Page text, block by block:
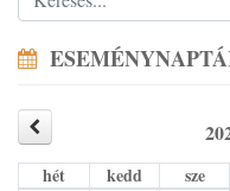
hét kedd sze